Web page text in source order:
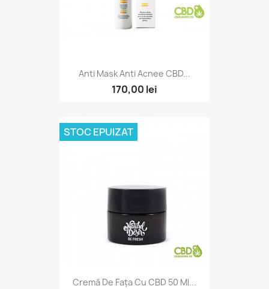
Anti Mask Anti Acnee CBD...
170,00 lei
Cremă De Fața Cu CBD 50 Ml...
STOC EPUIZAT